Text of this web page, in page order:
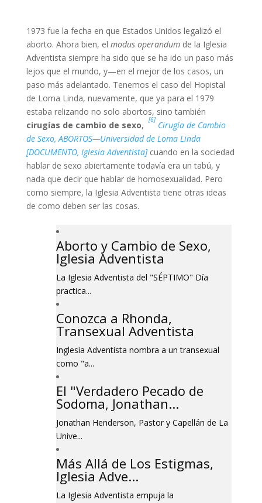
1973 fue la fecha en que Estados Unidos legalizó el
aborto. Ahora bien, el modus operandumde la Iglesia
Adventista siempre ha sido que se ha ido un paso más
lejos que el mundo, y—en el mejor de los casos, un
paso más adelantado. Tenemos el caso del Hopistal
de Loma Linda, nuevamente, que ya para el 1979
estaba relizando no solo abortos, sino también
cirugías de cambio de sexo,
[6]
Cirugía de Cambio
de Sexo, ABORTOS—Universidad de Loma Linda
[DOCUMENTO, Iglesia Adventista] cuando en la sociedad
hablar de sexo abiertamente todavía era un tabú, y
nada que decir que hablar de homosexualidad. Pero
como siempre, la Iglesia Adventista tiene otras ideas
de como deben ser las cosas.
Aborto y Cambio de Sexo,
Iglesia Adventista
La Iglesia Adventista del "SÉPTIMO" Día
practica...
Conozca a Rhonda,
Transexual Adventista
Inglesia Adventista nombra a un transexual
como "a...
El "Verdadero Pecado de
Sodoma, Jonathan...
Jonathan Henderson, Pastor y Capellán de La
Unive...
Más Allá de Los Estigmas,
Iglesia Adve...
La Iglesia Adventista empuja la